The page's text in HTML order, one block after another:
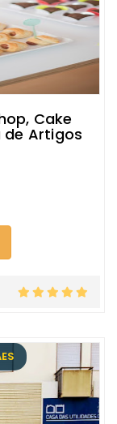
Cake
de Artigos